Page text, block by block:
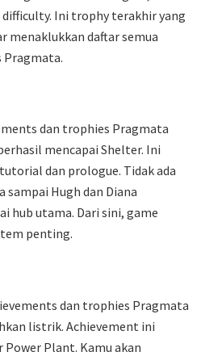
Ini trophy terakhir yang
menaklukkan daftar semua
Pragmata.
dan trophies Pragmata
mencapai Shelter. Ini
dan prologue. Tidak ada
Hugh dan Diana
hub utama. Dari sini, game
penting.
dan trophies Pragmata
listrik. Achievement ini
Plant. Kamu akan